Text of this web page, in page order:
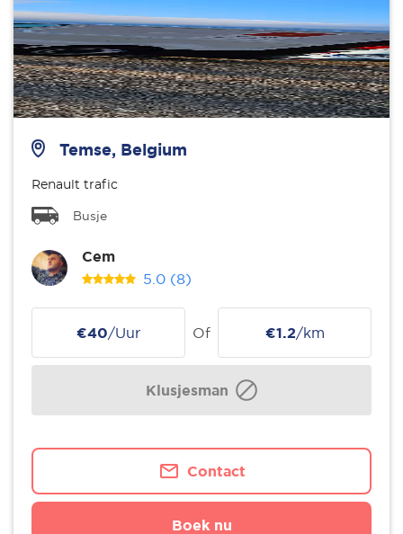
Temse, Belgium
Renault trafic
Busje
Cem
5.0 (8)
€40/Uur Of €1.2/km
Klusjesman
Contact
Boek nu